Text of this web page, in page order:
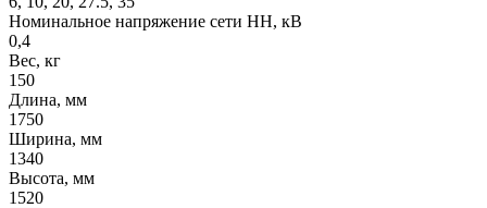
Номинальное напряжение сети НН, кВ
0,4
Вес, кг
150
Длина, мм
1750
Ширина, мм
1340
Высота, мм
1520